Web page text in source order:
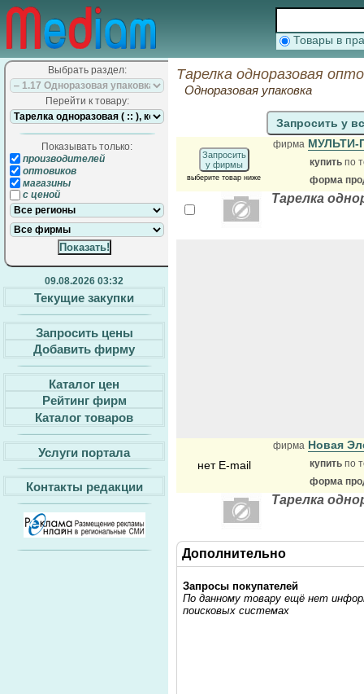
Товары в
Выбрать раздел:
Перейти к товару:
Показывать только:
производителей
оптовиков
магазины
с ценой
09.08.2026 03:32
Текущие закупки
Запросить цены
Добавить фирму
Каталог цен
Рейтинг фирм
Каталог товаров
Услуги портала
Контакты редакции
Тарелка одноразовая
Одноразовая упаковка
Запросить у
Запросить
у фирмы
выберите товар ниже
фирма
купить по
форма
Тарелка
нет E-mail
фирма Новая
купить по
форма
Тарелка
Дополнительно
Запросы покупателей
По данному товару ещё нет
поисковых системах